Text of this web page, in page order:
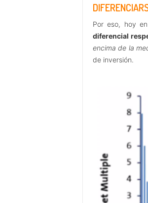
Por eso, hoy
diferencial
encima de la
de inversión.